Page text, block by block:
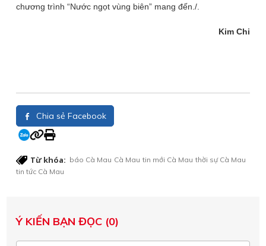
chương trình “Nước ngọt vùng biên” mang đến./.
Kim Chi
Chia sẻ Facebook
Từ khóa: báo Cà Mau Cà Mau tin mới Cà Mau thời sự Cà Mau
tin tức Cà Mau
Ý KIẾN BẠN ĐỌC (0)